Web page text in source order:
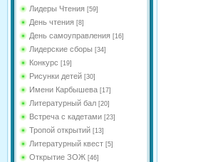
Лидеры Чтения [59]
День чтения [8]
День самоуправления [16]
Лидерские сборы [34]
Конкурс [19]
Рисунки детей [30]
Имени Карбышева [17]
Литературный бал [20]
Встреча с кадетами [23]
Тропой открытий [13]
Литературный квест [5]
Открытие ЗОЖ [46]